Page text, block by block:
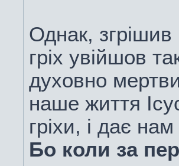
Однак,
гріх увійшов
духовно
наше життя
гріхи, і дає
Бо коли за